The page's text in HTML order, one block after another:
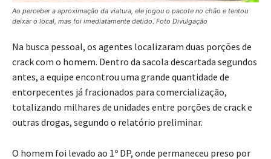
Ao perceber a aproximação da viatura, ele jogou o pacote no chão e tentou
deixar o local, mas foi imediatamente detido. Foto Divulgação
Na busca pessoal, os agentes localizaram duas porções de
crack com o homem. Dentro da sacola descartada segundos
antes, a equipe encontrou uma grande quantidade de
entorpecentes já fracionados para comercialização,
totalizando milhares de unidades entre porções de crack e
outras drogas, segundo o relatório preliminar.
O homem foi levado ao 1º DP, onde permaneceu preso por